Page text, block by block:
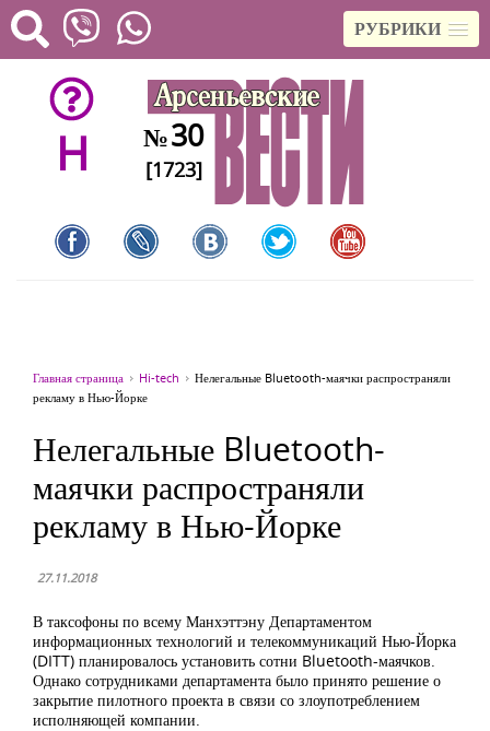
РУБРИКИ
H №30
[1723]
Главная страница Hi-tech
Нелегальные Bluetooth-маячки распространяли
рекламу в Нью-Йорке
Нелегальные Bluetooth-
маячки распространяли
рекламу в Нью-Йорке
27.11.2018
В таксофоны по всему Манхэттэну Департаментом
информационных технологий и телекоммуникаций Нью-Йорка
(DITT) планировалось установить сотни Bluetooth-маячков.
Однако сотрудниками департамента было принято решение о
закрытие пилотного проекта в связи со злоупотреблением
исполняющей компании.